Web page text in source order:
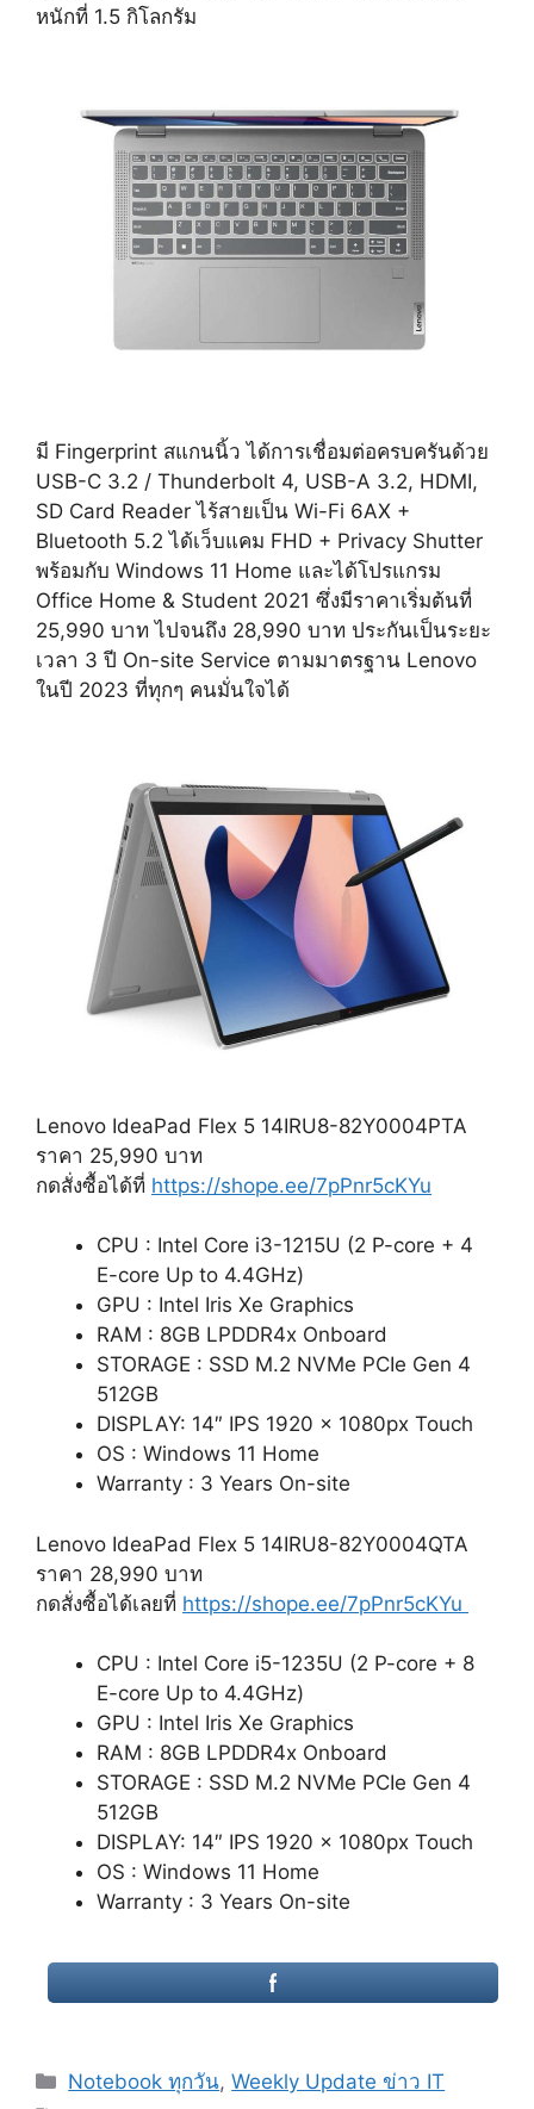
หนักที่ 1.5 กิโลกรัม
มี Fingerprint สแกนนิ้ว ได้การเชื่อมต่อครบครันด้วย
USB-C 3.2 / Thunderbolt 4, USB-A 3.2, HDMI,
SD Card Reader ไร้สายเป็น Wi-Fi 6AX +
Bluetooth 5.2 ได้เว็บแคม FHD + Privacy Shutter
พร้อมกับ Windows 11 Home และได้โปรแกรม
Office Home & Student 2021 ซึ่งมีราคาเริ่มต้นที่
25,990 บาท ไปจนถึง 28,990 บาท ประกันเป็นระยะ
เวลา 3 ปี On-site Service ตามมาตรฐาน Lenovo
ในปี 2023 ที่ทุกๆ คนมั่นใจได้
Lenovo IdeaPad Flex 5 14IRU8-82Y0004PTA
ราคา 25,990 บาท
กดสั่งซื้อได้ที่ https://shope.ee/7pPnr5cKYu
CPU : Intel Core i3-1215U (2 P-core + 4
E-core Up to 4.4GHz)
GPU : Intel Iris Xe Graphics
RAM : 8GB LPDDR4x Onboard
STORAGE : SSD M.2 NVMe PCIe Gen 4
512GB
DISPLAY: 14″ IPS 1920 x 1080px Touch
OS : Windows 11 Home
Warranty : 3 Years On-site
Lenovo IdeaPad Flex 5 14IRU8-82Y0004QTA
ราคา 28,990 บาท
กดสั่งซื้อได้เลยที่ https://shope.ee/7pPnr5cKYu
CPU : Intel Core i5-1235U (2 P-core + 8
E-core Up to 4.4GHz)
GPU : Intel Iris Xe Graphics
RAM : 8GB LPDDR4x Onboard
STORAGE : SSD M.2 NVMe PCIe Gen 4
512GB
DISPLAY: 14″ IPS 1920 x 1080px Touch
OS : Windows 11 Home
Warranty : 3 Years On-site
Categories
Notebook ทุกวัน,Weekly Update ข่าว IT